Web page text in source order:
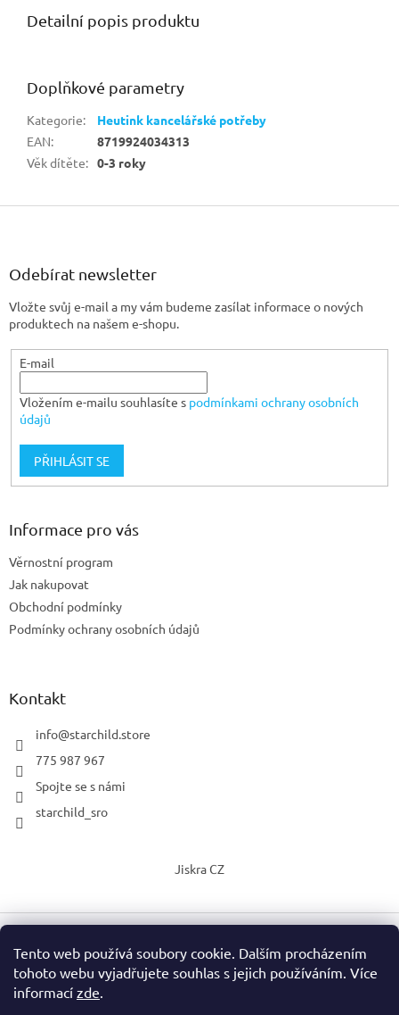
Tento web používá soubory cookie. Dalším procházením
tohoto webu vyjadřujete souhlas s jejich používáním. Více
informací zde.
Detailní popis produktu
Doplňkové parametry
Kategorie:
Heutink kancelářské potřeby
EAN:
8719924034313
Věk dítěte: 0-3 roky
Z
Odebírat newsletter
Vložte svůj e-mail a my vám budeme zasílat informace o nových
produktech na našem e-shopu.
E-mail
Vložením e-mailu souhlasíte s podmínkami ochrany osobních
údajů
PŘIHLÁSIT SE
Informace pro vás
Věrnostní program
Jak nakupovat
Obchodní podmínky
Podmínky ochrany osobních údajů
Kontakt
info@starchild.store
775 987 967
Spojte se s námi
starchild_sro
Jiskra CZ
Vytvořil Shoptet